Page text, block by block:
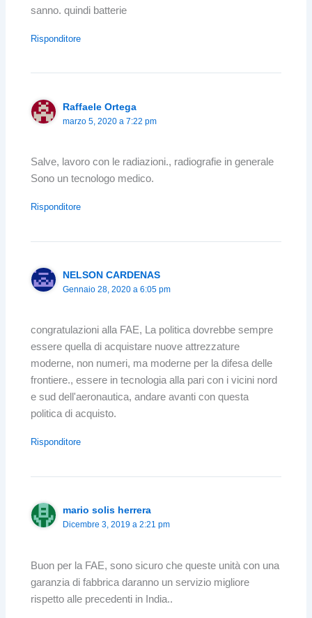
sanno. quindi batterie
Risponditore
Raffaele Ortega
marzo 5, 2020 a 7:22 pm
Salve, lavoro con le radiazioni., radiografie in generale
Sono un tecnologo medico.
Risponditore
NELSON CARDENAS
Gennaio 28, 2020 a 6:05 pm
congratulazioni alla FAE, La politica dovrebbe sempre
essere quella di acquistare nuove attrezzature
moderne, non numeri, ma moderne per la difesa delle
frontiere., essere in tecnologia alla pari con i vicini nord
e sud dell'aeronautica, andare avanti con questa
politica di acquisto.
Risponditore
mario solis herrera
Dicembre 3, 2019 a 2:21 pm
Buon per la FAE, sono sicuro che queste unità con una
garanzia di fabbrica daranno un servizio migliore
rispetto alle precedenti in India..